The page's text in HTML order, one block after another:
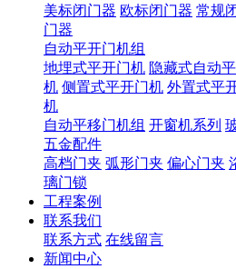
美标闭门器 欧标闭门器 常规
门器
自动平开门机组
地埋式平开门机 隐藏式自动
机 侧置式平开门机 外置式平
机
自动平移门机组 开窗机系列
五金配件
高档门夹 弧形门夹 偏心门夹
璃门锁
工程案例
联系我们
联系方式 在线留言
新闻中心